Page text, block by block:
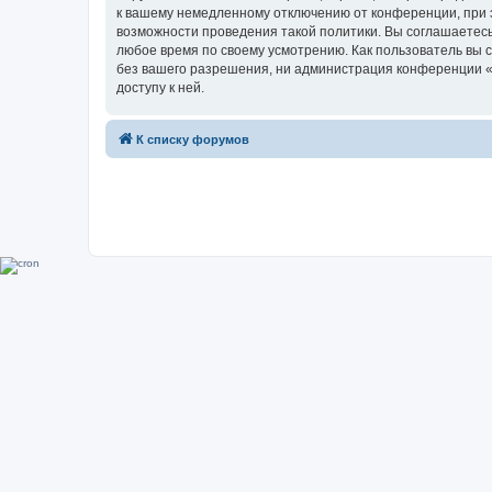
к вашему немедленному отключению от конференции, при
возможности проведения такой политики. Вы
любое время по своему усмотрению. Как пользователь
без вашего разрешения, ни администрация конференции
доступу к ней.
К списку форумов